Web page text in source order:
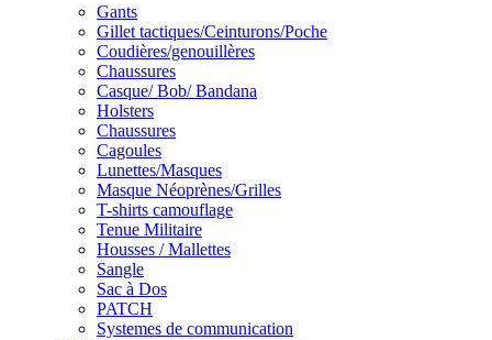
Gants
Gillet tactiques/Ceinturons/Poche
Coudières/genouillères
Chaussures
Casque/ Bob/ Bandana
Holsters
Chaussures
Cagoules
Lunettes/Masques
Masque Néoprènes/Grilles
T-shirts camouflage
Tenue Militaire
Housses / Mallettes
Sangle
Sac à Dos
PATCH
Systemes de communication